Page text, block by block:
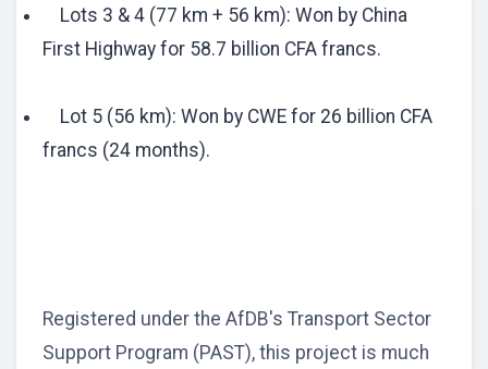
Lots 3 & 4 (77 km + 56 km): Won by China
First Highway for 58.7 billion CFA francs.
Lot 5 (56 km): Won by CWE for 26 billion CFA
francs (24 months).
Registered under the AfDB's Transport Sector
Support Program (PAST), this project is much